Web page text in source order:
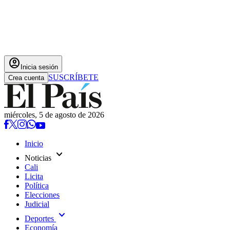
account_circle Inicia sesión
Crea cuenta SUSCRÍBETE
miércoles, 5 de agosto de 2026
Inicio
Noticias expand_more
Cali
Licita
Política
Elecciones
Judicial
Deportes expand_more
Economía